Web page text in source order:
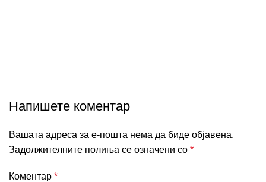
Напишете коментар
Вашата адреса за е-пошта нема да биде објавена.
Задолжителните полиња се означени со *
Коментар *